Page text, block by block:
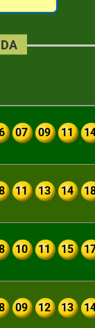
07 09 11
11 13 14
10 11 15
09 12 13